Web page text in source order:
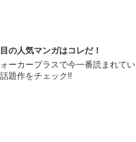
の人気マンガはコレだ！
ーカープラスで今一番読まれてい
題作をチェック!!